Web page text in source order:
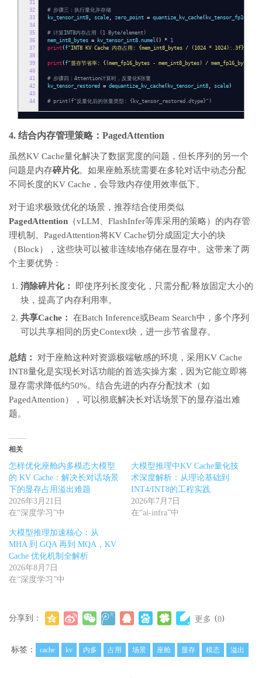
31
32
33
34
35
36
37
38
39
40
41
42
43
44
# 步骤三：执行量化并存储
kv_tensor_int8 , scale , zero_point = quantize_kv_cache ( kv_tensor_fp16
# 计算INT8内存占用 (1 Byte/element)
mem_int8_bytes = kv_tensor_int8 .numel () * 1
print (f"INT8 KV Cache 内存占用: {mem_int8_bytes / (1024 * 1024):.3f} MB"
print (f"显存节省率: {(mem_fp16_bytes - mem_int8_bytes) / mem_fp16_bytes *
# 步骤四：Attention计算时，反量化K张量
kv_tensor_restored = dequantize_kv_cache ( kv_tensor_int8 , scale)
# print(f"反量化后的张量类型: {kv_tensor_restored.dtype}")
4. 结合内存管理策略：PagedAttention
虽然KV Cache量化解决了数据宽度的问题，但长序列的另一个
问题是内存碎片化。如果座舱系统需要在多轮对话中动态分配
不同长度的KV Cache，会导致内存使用效率低下。
对于追求极致优化的场景，推荐结合使用类似
PagedAttention （vLLM、FlashInfer等库采用的策略）的内存管
理机制。PagedAttention将KV Cache切分成固定大小的块
（Block），这些块可以被非连续地存储在显存中。这带来了两
个主要优势：
消除碎片化：
即使序列长度变化，只需分配/释放固定大小的
块，提高了内存利用率。
共享Cache：
在Batch Inference或Beam Search中，多个序列
可以共享相同的历史Context块，进一步节省显存。
总结：
对于座舱这种对资源极端敏感的环境，采用KV Cache
INT8量化是实现长对话功能的首选实操方案，因为它能立即将
显存需求降低约50%。结合先进的内存分配技术（如
PagedAttention），可以彻底解决长对话场景下的显存溢出难
题。
相关
怎样优化座舱内多模态大模型
的 KV Cache：解决长对话场景
下的显存占用溢出难题
2026年3月21日
在“深度学习”中
大模型推理中KV Cache量化技
术深度解析：从理论基础到
INT4/INT8的工程实践
2026年7月7日
在“ai-infra”中
大模型推理加速核心：从
MHA 到 GQA 再到 MQA，KV
Cache 优化机制全解析
2026年8月7日
在“深度学习”中
分享到： 更多 (0)
标签： cache kv 内多 占用 场景 座舱 显存 模态 溢出